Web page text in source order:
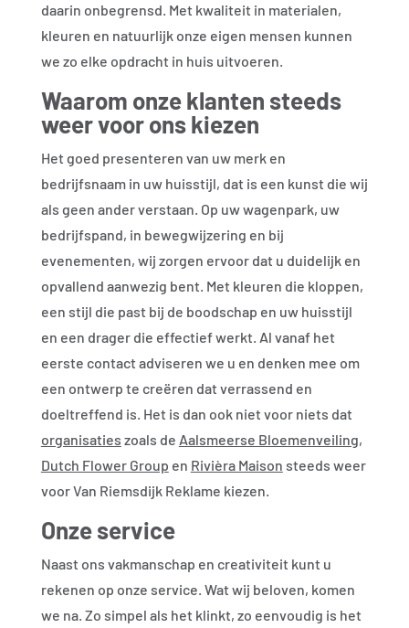
daarin onbegrensd. Met kwaliteit in materialen,
kleuren en natuurlijk onze eigen mensen kunnen
we zo elke opdracht in huis uitvoeren.
Waarom onze klanten steeds
weer voor ons kiezen
Het goed presenteren van uw merk en
bedrijfsnaam in uw huisstijl, dat is een kunst die wij
als geen ander verstaan. Op uw wagenpark, uw
bedrijfspand, in bewegwijzering en bij
evenementen, wij zorgen ervoor dat u duidelijk en
opvallend aanwezig bent. Met kleuren die kloppen,
een stijl die past bij de boodschap en uw huisstijl
en een drager die effectief werkt. Al vanaf het
eerste contact adviseren we u en denken mee om
een ontwerp te creëren dat verrassend en
doeltreffend is. Het is dan ook niet voor niets dat
organisaties zoals de Aalsmeerse Bloemenveiling,
Dutch Flower Group en Rivièra Maison steeds weer
voor Van Riemsdijk Reklame kiezen.
Onze service
Naast ons vakmanschap en creativiteit kunt u
rekenen op onze service. Wat wij beloven, komen
we na. Zo simpel als het klinkt, zo eenvoudig is het